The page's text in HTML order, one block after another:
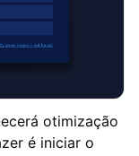
otimização
é iniciar o